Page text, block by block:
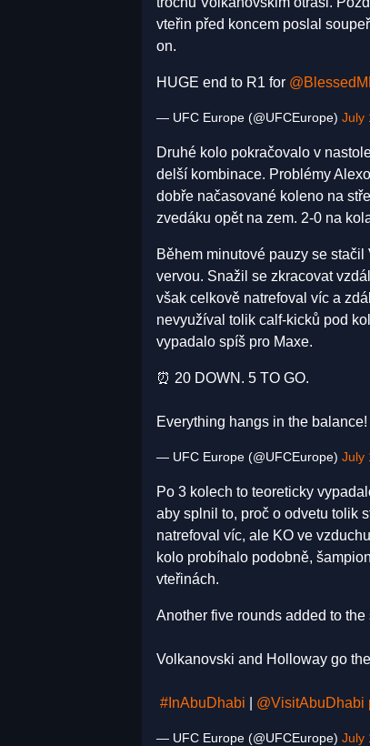
vteřin před koncem poslal
on.
HUGE end to R1 for
— UFC Europe (@UFCEurope) July
Druhé kolo pokračovalo v
delší kombinace. Problémy
dobře načasované koleno na
zvedáku opět na zem. 2-0 na
Během minutové pauzy se
vervou. Snažil se zkracovat
však celkově natrefoval víc a
nevyužíval tolik calf-kicků pod
vypadalo spíš pro Maxe.
⏰ 20 DOWN. 5 TO GO.
Everything hangs in the balance!
— UFC Europe (@UFCEurope) July
Po 3 kolech to teoreticky
aby splnil to, proč o odvetu tolik
natrefoval víc, ale KO ve
kolo probíhalo podobně,
vteřinách.
Another five rounds added to the
Volkanovski and Holloway go
#InAbuDhabi @VisitAbuDhabi
— UFC Europe (@UFCEurope) July